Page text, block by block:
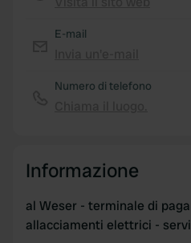
E-mail
Numero di telefono
Informazione
al Weser - terminale di
allacciamenti elettrici -